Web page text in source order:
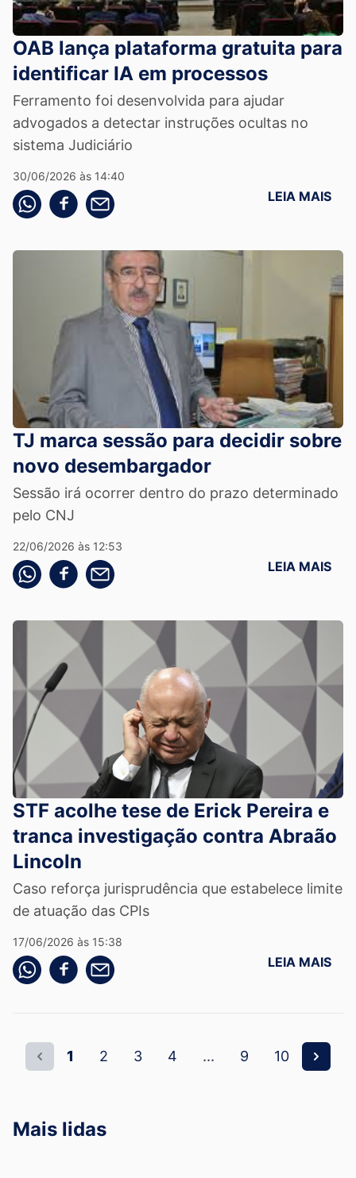
OAB lança plataforma gratuita para
identificar IA em processos
Ferramento foi desenvolvida para ajudar
advogados a detectar instruções ocultas no
sistema Judiciário
30/06/2026 às 14:40
Compartilhe pelo whatsapp
Compartilhar no facebook
Compartilhe pelo email LEIA MAIS
TJ marca sessão para decidir sobre
novo desembargador
Sessão irá ocorrer dentro do prazo determinado
pelo CNJ
22/06/2026 às 12:53
Compartilhe pelo whatsapp
Compartilhar no facebook
Compartilhe pelo email LEIA MAIS
STF acolhe tese de Erick Pereira e
tranca investigação contra Abraão
Lincoln
Caso reforça jurisprudência que estabelece limite
de atuação das CPIs
17/06/2026 às 15:38
Compartilhe pelo whatsapp
Compartilhar no facebook
Compartilhe pelo email LEIA MAIS
1 2 3 4 ... 9 10
Mais lidas